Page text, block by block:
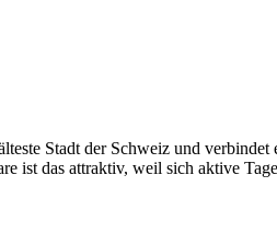
Stadt der Schweiz und verbindet
ist das attraktiv, weil sich aktive